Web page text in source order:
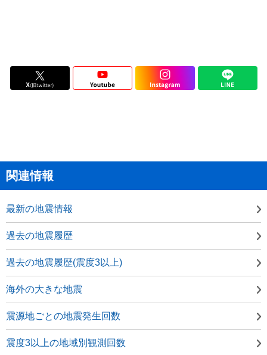
関連情報
最新の地震情報
過去の地震履歴
過去の地震履歴(震度3以上)
海外の大きな地震
震源地ごとの地震発生回数
震度3以上の地域別観測回数